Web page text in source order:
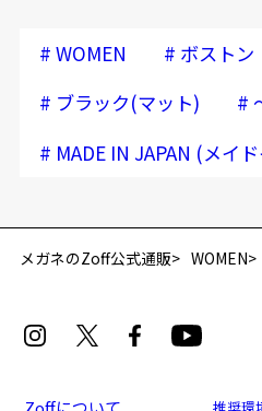
再入荷お知らせメールの
# WOMEN # ボストン
# ブラック(マット) #
# MADE IN JAPAN (メイ
メガネのZoff公式通販 WOMEN